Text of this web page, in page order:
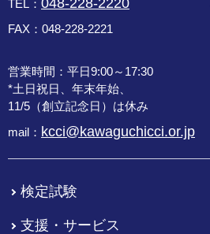
TEL： 048-228-2220
FAX：048-228-2221
営業時間：平日9:00～17:30
*土日祝日、年末年始、
11/5（創立記念日）は休み
mail： kcci@kawaguchicci.or.jp
検定試験
支援・サービス